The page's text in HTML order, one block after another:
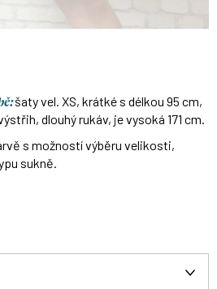
šaty vel. XS, krátké s délkou 95 cm,
dlouhý rukáv, je vysoká 171 cm.
s možností výběru velikosti,
sukně.